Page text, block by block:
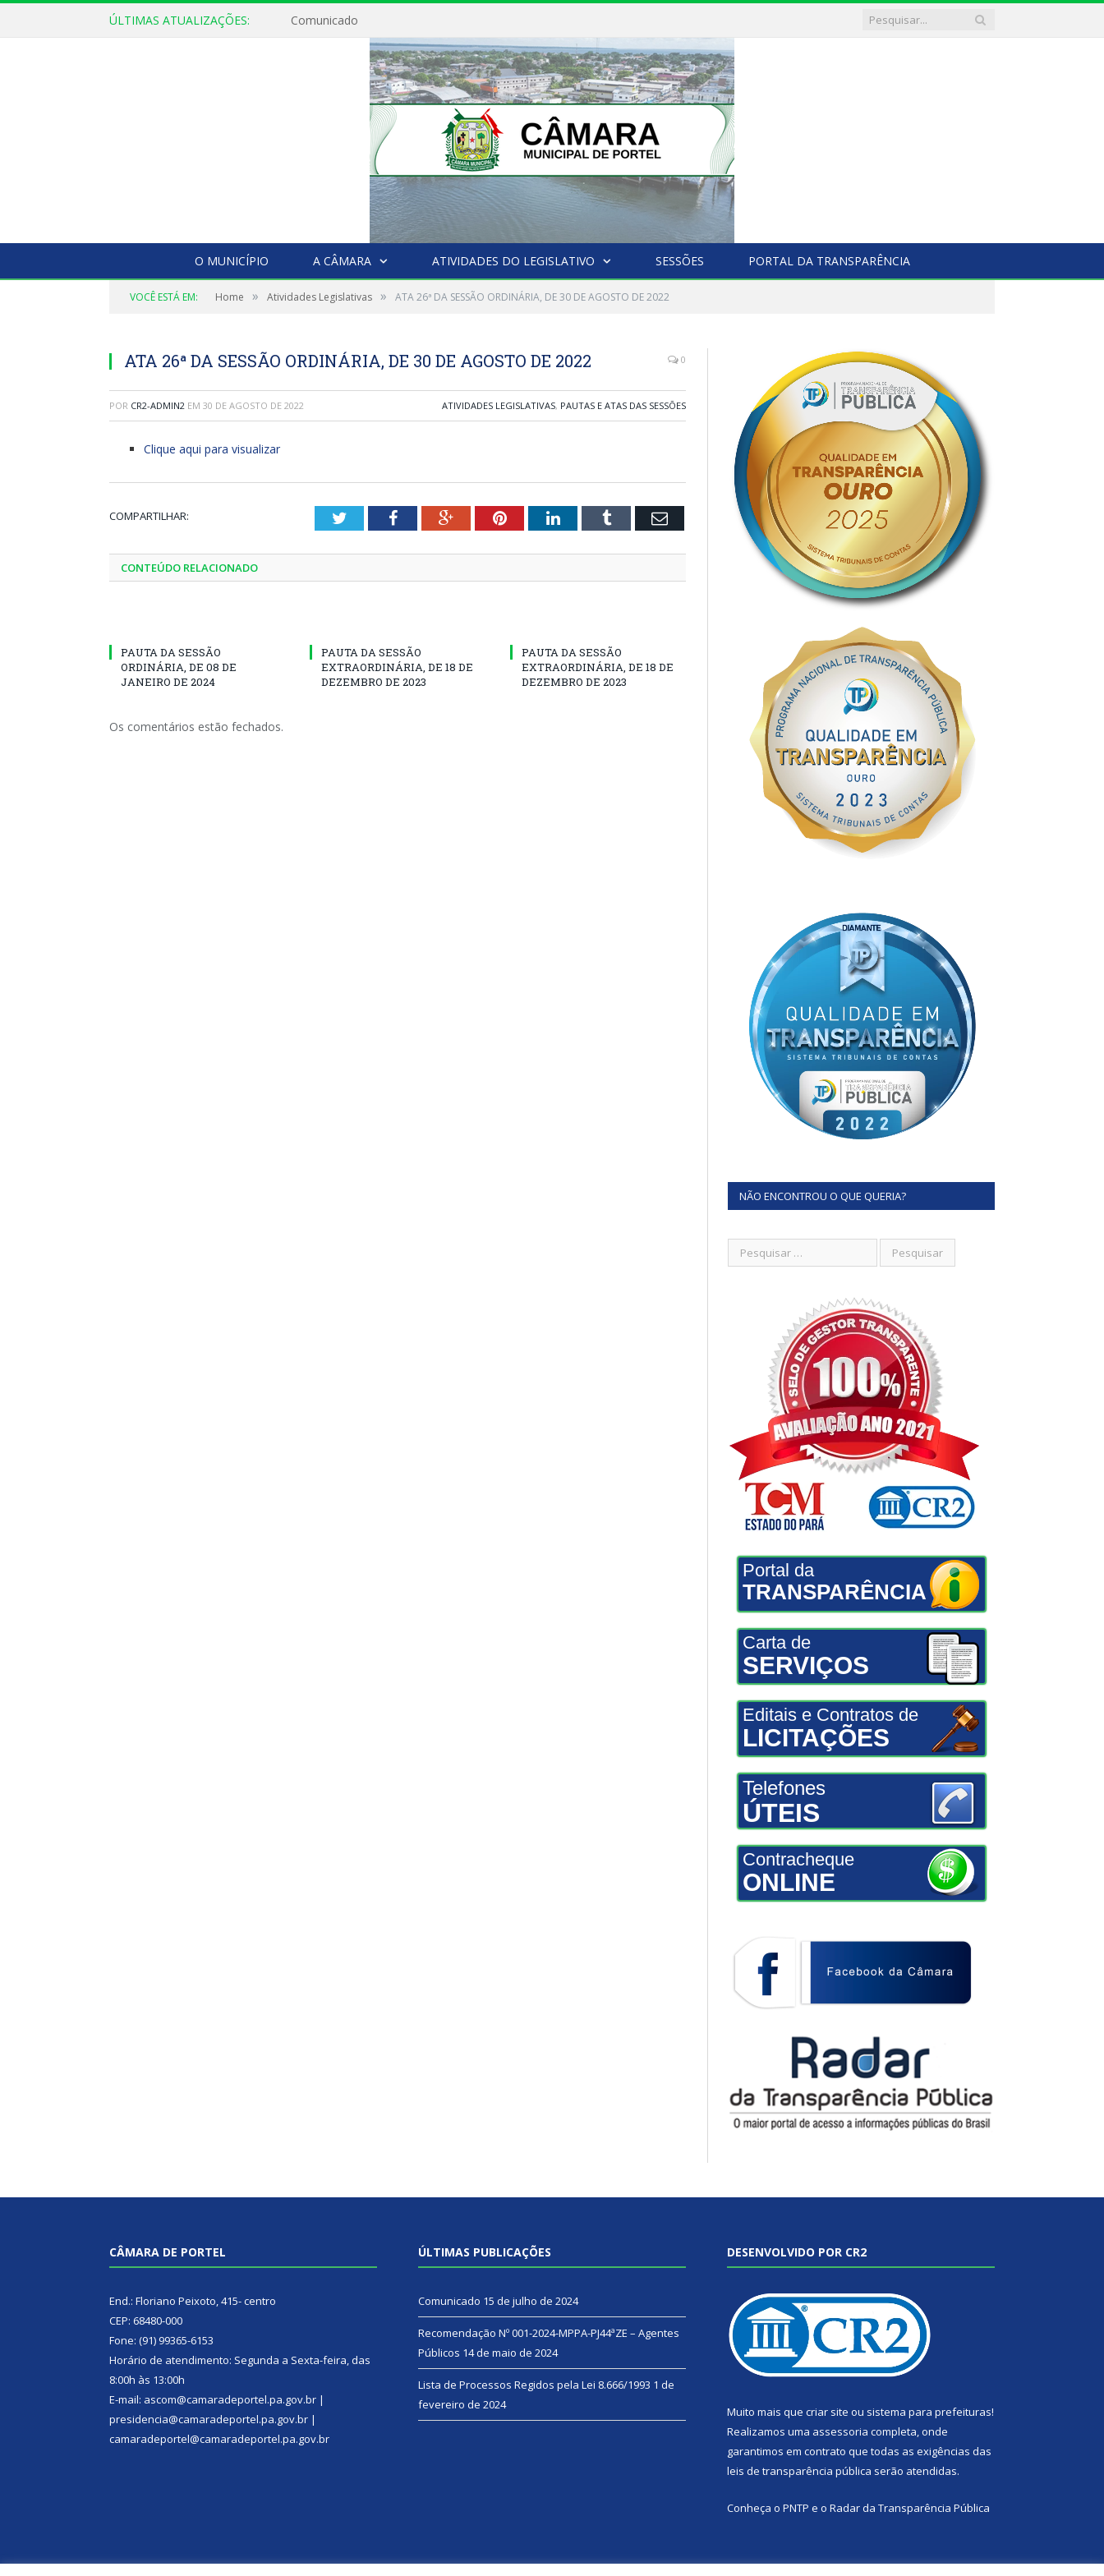
ÚLTIMAS ATUALIZAÇÕES: Comunicado
O MUNICÍPIO A CÂMARA ATIVIDADES DO LEGISLATIVO SESSÕES PORTAL DA TRANSPARÊNCIA
VOCÊ ESTÁ EM: Home » Atividades Legislativas » ATA 26ª DA SESSÃO ORDINÁRIA, DE 30 DE AGOSTO DE 2022
ATA 26ª DA SESSÃO ORDINÁRIA, DE 30 DE AGOSTO DE 2022 0
POR CR2-ADMIN2 EM 30 DE AGOSTO DE 2022 ATIVIDADES LEGISLATIVAS, PAUTAS E ATAS DAS SESSÕES
Clique aqui para visualizar
COMPARTILHAR: TwitterFacebookGoogle+PinterestLinkedInTumblr Email
CONTEÚDO RELACIONADO
PAUTA DA SESSÃO
ORDINÁRIA, DE 08 DE
JANEIRO DE 2024
PAUTA DA SESSÃO
EXTRAORDINÁRIA, DE 18 DE
DEZEMBRO DE 2023
PAUTA DA SESSÃO
EXTRAORDINÁRIA, DE 18 DE
DEZEMBRO DE 2023
Os comentários estão fechados.
NÃO ENCONTROU O QUE QUERIA?
Portal da
TRANSPARÊNCIA
Carta de
SERVIÇOS
Editais e Contratos de
LICITAÇÕES
Telefones
ÚTEIS
Contracheque
ONLINE
CÂMARA DE PORTEL
End.: Floriano Peixoto, 415- centro
CEP: 68480-000
Fone: (91) 99365-6153
Horário de atendimento: Segunda a Sexta-feira, das
8:00h às 13:00h
E-mail: ascom@camaradeportel.pa.gov.br |
presidencia@camaradeportel.pa.gov.br |
camaradeportel@camaradeportel.pa.gov.br
ÚLTIMAS PUBLICAÇÕES
Comunicado 15 de julho de 2024
Recomendação Nº 001-2024-MPPA-PJ44ªZE – Agentes
Públicos 14 de maio de 2024
Lista de Processos Regidos pela Lei 8.666/1993 1 de
fevereiro de 2024
DESENVOLVIDO POR CR2
Muito mais que criar site ou sistema para prefeituras!
Realizamos uma assessoria completa, onde
garantimos em contrato que todas as exigências das
leis de transparência pública serão atendidas.
Conheça o PNTP e o Radar da Transparência Pública